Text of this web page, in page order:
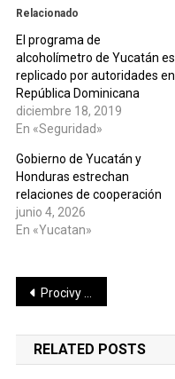
Relacionado
El programa de
alcoholímetro de Yucatán es
replicado por autoridades en
República Dominicana
diciembre 18, 2019
En «Seguridad»
Gobierno de Yucatán y
Honduras estrechan
relaciones de cooperación
junio 4, 2026
En «Yucatan»
Navegación
de
entradas
Procivy atiende las afectaciones por el paso del frente frío
RELATED POSTS